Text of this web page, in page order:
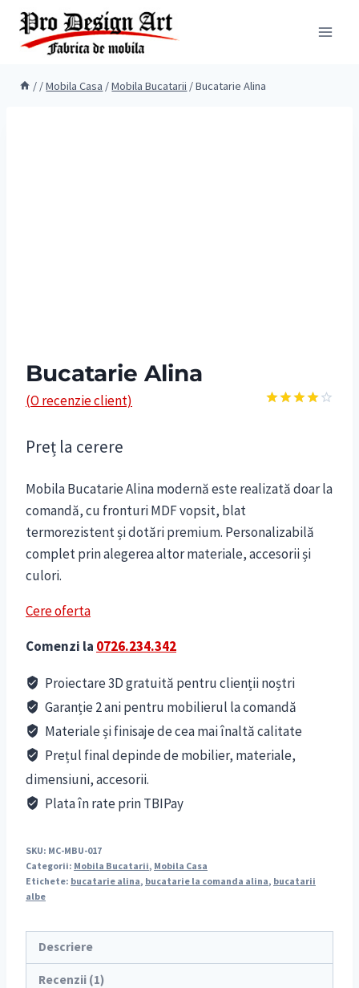
Skip
content
/ /Mobila Casa /Mobila Bucatarii /Bucatarie Alina
Bucatarie Alina
singure
(O recenzie client)
Preț la cerere
Mobila Bucatarie Alina modernă este realizată doar la
comandă, cu fronturi MDF vopsit, blat
termorezistent și dotări premium. Personalizabilă
complet prin alegerea altor materiale, accesorii și
culori.
Cere oferta
Comenzi la 0726.234.342
Proiectare 3D gratuită pentru clienții noștri
Garanție 2 ani pentru mobilierul la comandă
Materiale și finisaje de cea mai înaltă calitate
Prețul final depinde de mobilier, materiale,
dimensiuni, accesorii.
Plata în rate prin TBIPay
SKU: MC-MBU-017
Categorii: Mobila Bucatarii, Mobila Casa
Etichete: bucatarie alina, bucatarie la comanda alina, bucatarii
albe
Descriere
Recenzii (1)